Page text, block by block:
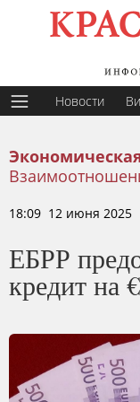
Новости
18:09 12 июня 2025
ЕБРР
кредит на